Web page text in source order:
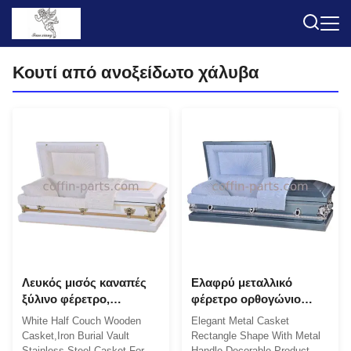
Κουτί από ανοξείδωτο χάλυβα
Λευκός μισός καναπές
ξύλινο φέρετρο,
σιδερένια ταφόπλακα
ατσάλινο φέρετρο για
εξαιρετική αντοχή
White Half Couch Wooden
Casket,Iron Burial Vault
Ελαφρύ μεταλλικό
φέρετρο ορθογώνιο
σχήμα με χερούλι swing
bar διακοσμητικό
Elegant Metal Casket
Rectangle Shape With Metal